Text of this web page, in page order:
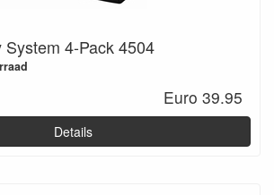
4-Pack 4504
Euro 39.95
Details